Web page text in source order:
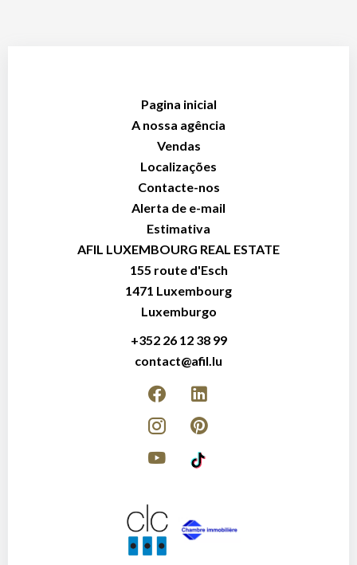
Pagina inicial
A nossa agência
Vendas
Localizações
Contacte-nos
Alerta de e-mail
Estimativa
AFIL LUXEMBOURG REAL ESTATE
155 route d'Esch
1471 Luxembourg
Luxemburgo
+352 26 12 38 99
contact@afil.lu